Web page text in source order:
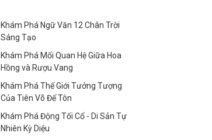
Khám Phá Ngữ Văn 12 Chân Trời
Sáng Tạo
Khám Phá Mối Quan Hệ Giữa Hoa
Hồng và Rượu Vang
Khám Phá Thế Giới Tưởng Tượng
Của Tiên Võ Đế Tôn
Khám Phá Động Tối Cổ - Di Sản Tự
Nhiên Kỳ Diệu